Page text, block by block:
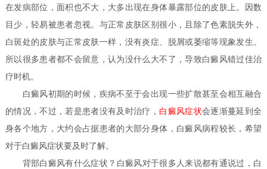
在发病部位，面积也不大，大多出现在身体暴露部位的皮肤上。因数
目少，轻易被患者忽视。与正常皮肤区别很小，且除了色素脱失外，
白斑处的皮肤与正常皮肤一样，没有炎症、脱屑或萎缩等现象发生。
所以很多患者都不会留意，认为没什么大不了，导致白癜风错过佳治
疗时机。
白癜风初期的时候，疾病不至于会出现一些扩散甚至会相互融合
的情况，不过，若是患者没有及时治疗， 白癜风症状会逐渐蔓延到全
身各个地方，大约会占据患者的大部分身体，白癜风病程较长，希望
对于白癜风症状要及时了解。
背部白癜风有什么症状？ 白癜风对于很多人来说都有通说过，白